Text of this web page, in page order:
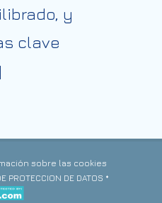
y
clave
sobre las cookies
DE DATOS *